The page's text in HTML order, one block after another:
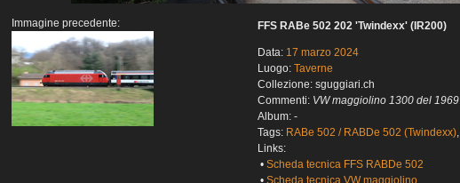
Immagine precedente: FFS RABe 502 202 'Twindexx' (IR200)
Data: 17 marzo 2024
Luogo: Taverne
Collezione: sguggiari.ch
Commenti: VW maggiolino 1300 del 1969
Album: -
Tags: RABe 502 / RABDe 502 (Twindexx),
Links:
• Scheda tecnica FFS RABDe 502